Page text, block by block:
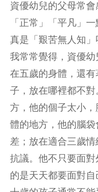
資優幼兒的父母常
「正常」「平凡」
真是「艱苦無人知」
我常常覺得，資優
在五歲的身體，還
子，放在哪裡都不
方，他的個子太小
體的地方，他的腦
差；放在適合三歲
抗議。他不只要面
的是天天都要面對